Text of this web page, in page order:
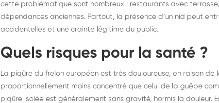
cette problématique sont nombreux : restaurants avec
dépendances anciennes. Partout, la présence d’un nid peut
accidentelles et une crainte légitime du public.
Quels risques pour la santé ?
La piqûre du frelon européen est très douloureuse, en raison de
proportionnellement moins concentré que celui de la guêpe
piqûre isolée est généralement sans gravité, hormis la douleur.